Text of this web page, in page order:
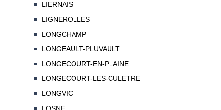
LIERNAIS
LIGNEROLLES
LONGCHAMP
LONGEAULT-PLUVAULT
LONGECOURT-EN-PLAINE
LONGECOURT-LES-CULETRE
LONGVIC
LOSNE